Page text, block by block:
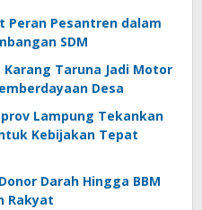
Peran Pesantren dalam
SDM
Taruna Jadi Motor
Desa
Lampung Tekankan
Kebijakan Tepat
Darah Hingga BBM
Rakyat